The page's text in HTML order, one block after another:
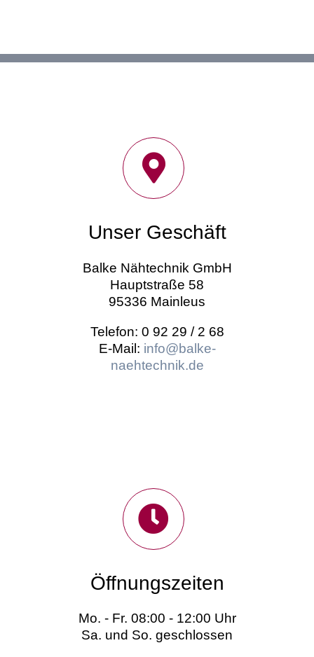
Unser Geschäft
Balke Nähtechnik GmbH
Hauptstraße 58
95336 Mainleus
Telefon: 0 92 29 / 2 68
E-Mail: info@balke-
naehtechnik.de
Öffnungszeiten
Mo. - Fr. 08:00 - 12:00 Uhr
Sa. und So. geschlossen